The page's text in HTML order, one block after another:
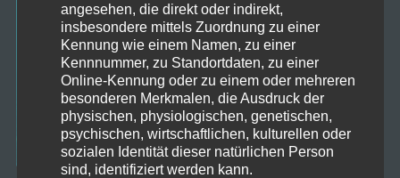
angesehen, die direkt oder indirekt,
insbesondere mittels Zuordnung zu einer
Kennung wie einem Namen, zu einer
Kennnummer, zu Standortdaten, zu einer
Online-Kennung oder zu einem oder mehreren
besonderen Merkmalen, die Ausdruck der
physischen, physiologischen, genetischen,
psychischen, wirtschaftlichen, kulturellen oder
sozialen Identität dieser natürlichen Person
sind, identifiziert werden kann.